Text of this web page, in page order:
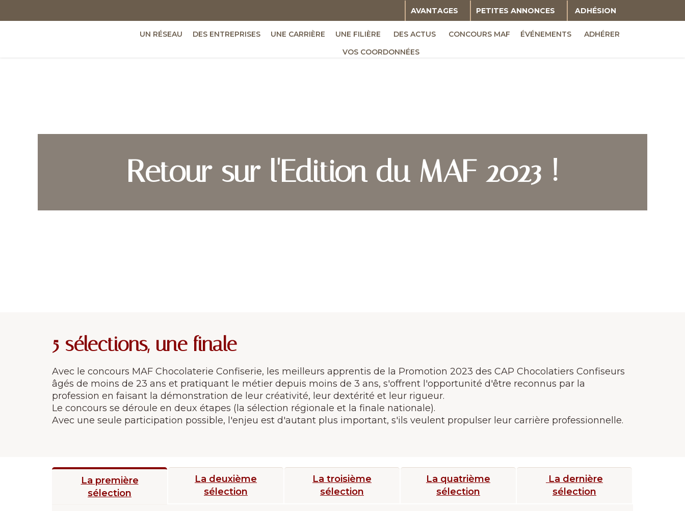
AVANTAGES PETITES ANNONCES ADHÉSION
UN RÉSEAU DES ENTREPRISES UNE CARRIÈRE UNE FILIÈRE DES ACTUS CONCOURS MAF ÉVÉNEMENTS
ADHÉRER
VOS COORDONNÉES
Retour sur l'Edition du MAF 2023 !
5 sélections, une finale
Avec le concours MAF Chocolaterie Confiserie, les meilleurs apprentis de la Promotion 2023 des CAP Chocolatiers Confiseurs
âgés de moins de 23 ans et pratiquant le métier depuis moins de 3 ans, s'offrent l'opportunité d'être reconnus par la
profession en faisant la démonstration de leur créativité, leur dextérité et leur rigueur.
Le concours se déroule en deux étapes (la sélection régionale et la finale nationale).
Avec une seule participation possible, l'enjeu est d'autant plus important, s'ils veulent propulser leur carrière professionnelle.
La première
sélection
La deuxième
sélection
La troisième
sélection
La quatrième
sélection
La dernière
sélection